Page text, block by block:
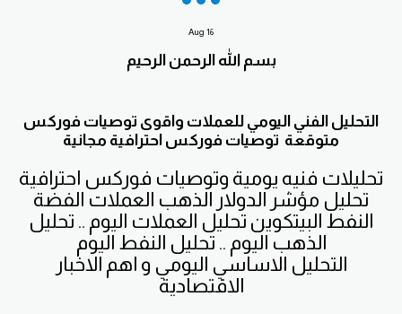
16
Aug
بسم الله الرحمن الرحيم
التحليل الفني اليومي للعملات واقوى توصيات فوركس
متوقعة توصيات فوركس احترافية مجانية
تحليلات فنيه يومية وتوصيات فوركس احترافية
الذهب اليوم .. تحليل النفط اليوم
الاقتصادية